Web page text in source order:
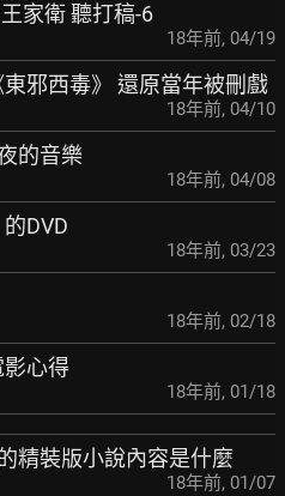
家衛 聽打稿-6
18年前, 04/19
邪西毒》 還原當年被刪戲
18年前, 04/10
的音樂
18年前, 04/08
DVD
18年前, 03/23
18年前, 02/18
影心得
18年前, 01/18
精裝版小說內容是什麼
18年前, 01/07